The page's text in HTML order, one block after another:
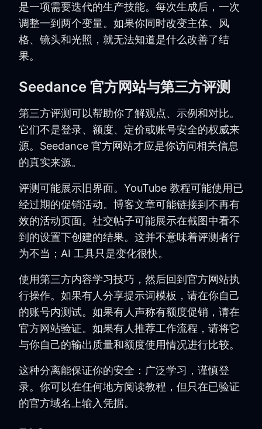
是一项需要迭代的生产技能。每次生成后，一次
调整一到两个变量。如果你同时改变主体、风
格、镜头和光照，就无法知道是什么改善了结
果。
Seedance 官方网站与第三方评测
第三方评测可以帮助你了解观点、示例和对比。
它们不是登录、额度、定价或账号安全的权威来
源。Seedance 官方网站才应是你访问相关信息
的真实来源。
评测可能展示旧界面。YouTube 教程可能使用已
经过期的促销活动。博客文章可能链接到不再有
效的活动页面。社交帖子可能展示在截图中看不
到的设置下创建的结果。这并不意味着评测者行
为不当；AI 工具只是变化很快。
使用第三方内容学习技巧，然后回到官方网站执
行操作。如果有人分享提示词模板，请在你自己
的账号内测试。如果有人声称有额度促销，请在
官方网站验证。如果有人推荐工作流程，请将它
与你自己的输出质量和额度使用情况进行比较。
这种分离能保证你的安全：广泛学习，谨慎登
录。你可以在任何地方阅读教程，但只在已验证
的官方域名上输入凭据。